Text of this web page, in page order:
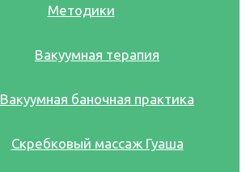
Методики
Вакуумная терапия
Вакуумная баночная практика
Скребковый массаж Гуаша